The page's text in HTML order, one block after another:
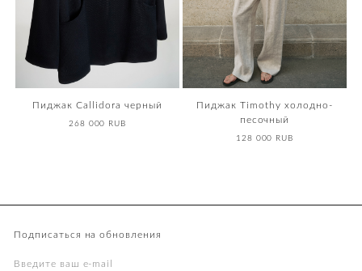
Пиджак Callidora черный
268 000 RUB
Пиджак Timothy холодно-
песочный
128 000 RUB
Подписаться на обновления